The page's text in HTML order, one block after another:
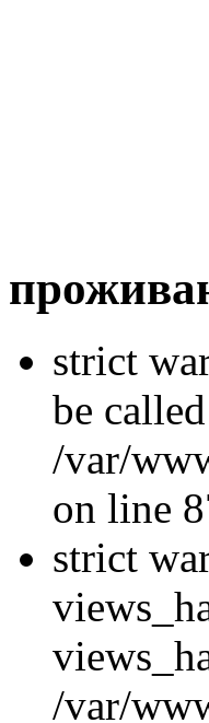
strict
be
/var/
on line
strict
/var/